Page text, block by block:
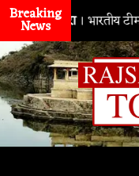
Breaking
News
। भारतीय टीम के